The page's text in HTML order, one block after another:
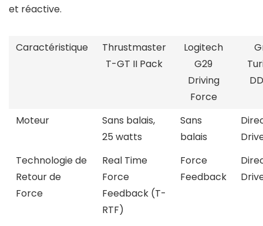
et réactive.
Caractéristique
Thrustmaster
T-GT II Pack
Logitech
G29
Driving
Force
Moteur
Sans balais,
25 watts
Sans
balais
Technologie de
Retour de
Force
Real Time
Force
Feedback (T-
RTF)
Force
Feedback